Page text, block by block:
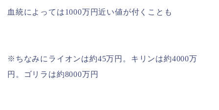
血統によっては1000万円近い値が付くことも
※ちなみにライオンは約45万円。キリンは約4000万
円。ゴリラは約8000万円